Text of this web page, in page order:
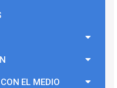
EL MEDIO